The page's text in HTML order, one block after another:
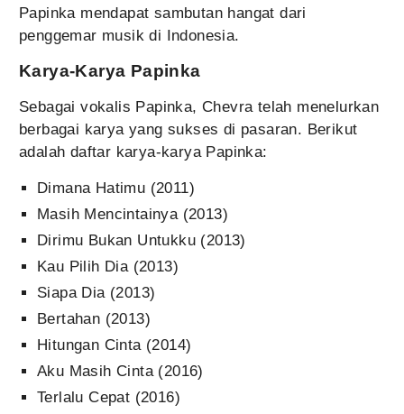
Papinka mendapat sambutan hangat dari
penggemar musik di Indonesia.
Karya-Karya Papinka
Sebagai vokalis Papinka, Chevra telah menelurkan
berbagai karya yang sukses di pasaran. Berikut
adalah daftar karya-karya Papinka:
Dimana Hatimu (2011)
Masih Mencintainya (2013)
Dirimu Bukan Untukku (2013)
Kau Pilih Dia (2013)
Siapa Dia (2013)
Bertahan (2013)
Hitungan Cinta (2014)
Aku Masih Cinta (2016)
Terlalu Cepat (2016)